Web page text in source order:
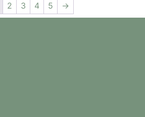
2 3 4 5 →